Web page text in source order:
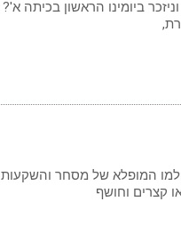
ביומינו הראשון בכיתה א'?
המופלא של מסחר והשקעות
קצרים וחושף